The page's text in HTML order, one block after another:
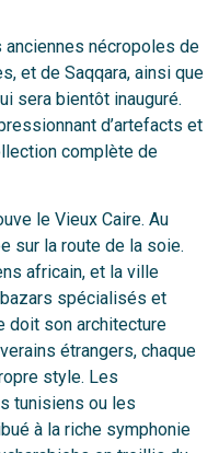
anciennes nécropoles de
et de Saqqara, ainsi que
sera bientôt inauguré.
d’artefacts et
complète de
le Vieux Caire. Au
sur la route de la soie.
africain, et la ville
spécialisés et
doit son architecture
étrangers, chaque
style. Les
tunisiens ou les
à la riche symphonie